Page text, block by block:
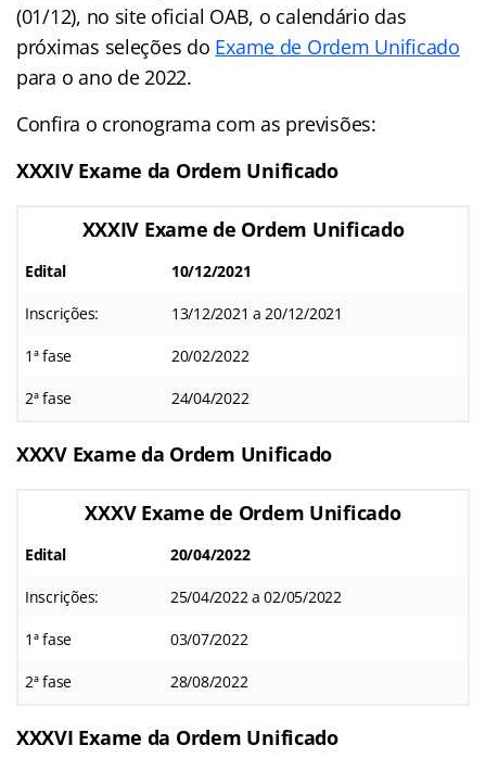
(01/12), no site oficial OAB, o calendário das
próximas seleções do Exame de Ordem Unificado
para o ano de 2022.
Confira o cronograma com as previsões:
XXXIV Exame da Ordem Unificado
XXXIV Exame de Ordem Unificado
Edital 10/12/2021
Inscrições: 13/12/2021 a 20/12/2021
1ª fase 20/02/2022
2ª fase 24/04/2022
XXXV Exame da Ordem Unificado
XXXV Exame de Ordem Unificado
Edital 20/04/2022
Inscrições: 25/04/2022 a 02/05/2022
1ª fase 03/07/2022
2ª fase 28/08/2022
XXXVI Exame da Ordem Unificado